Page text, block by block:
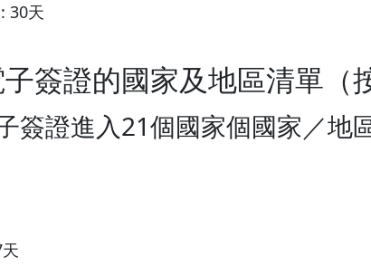
30天
簽證的國家及地區清單（
簽證進入21個國家個國家／地